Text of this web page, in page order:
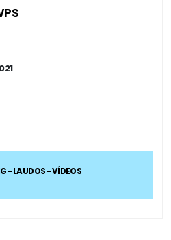
- LAUDOS - VÍDEOS